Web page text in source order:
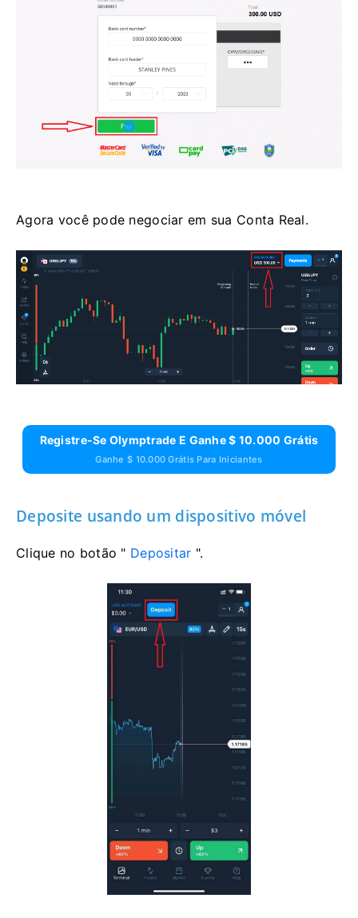
Agora você pode negociar em sua Conta Real.
Registre-Se Olymptrade E Ganhe $ 10.000 Grátis
Ganhe $ 10.000 Grátis Para Iniciantes
Deposite usando um dispositivo móvel
Clique no botão " Depositar ".